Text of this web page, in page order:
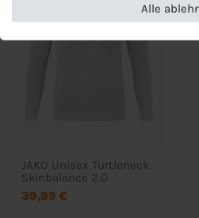
JAKO Unisex Turtleneck
Skinbalance 2.0
39,99 €
Alle